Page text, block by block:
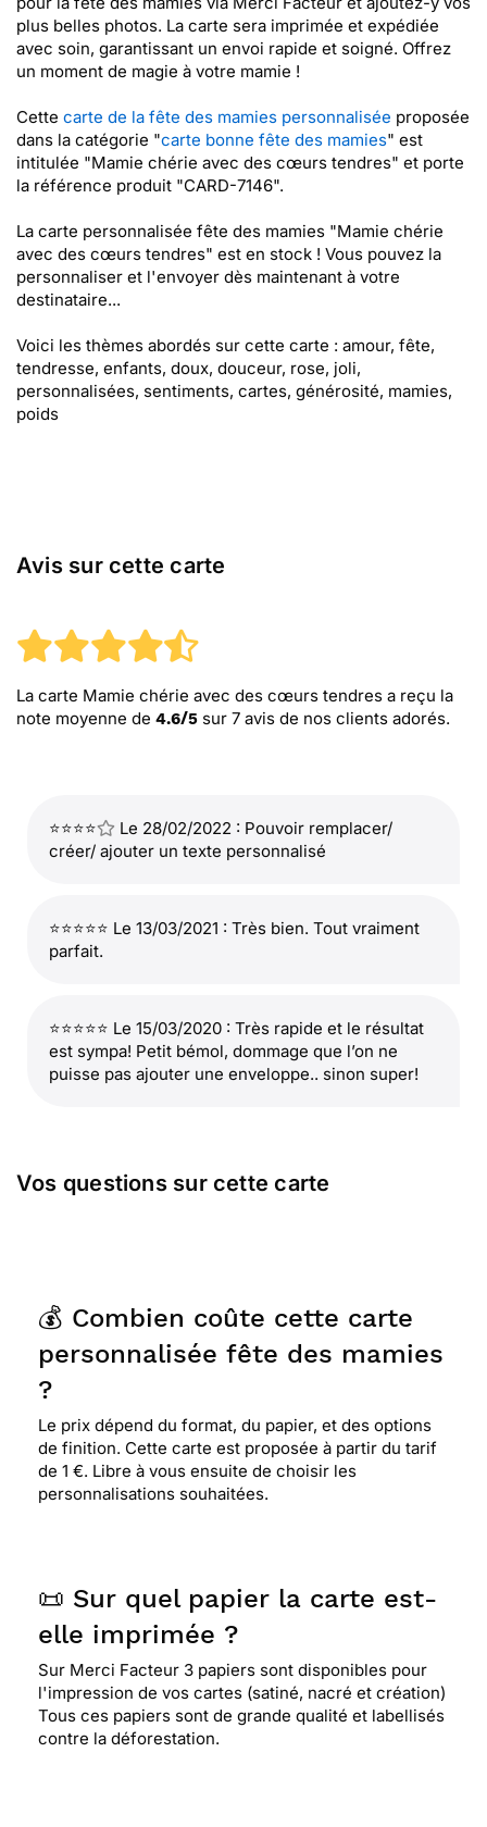
plus belles photos. La carte sera imprimée et expédiée
avec soin, garantissant un envoi rapide et soigné. Offrez
un moment de magie à votre mamie !
Cette carte de la fête des mamies personnalisée proposée
dans la catégorie "carte bonne fête des mamies" est
intitulée "Mamie chérie avec des cœurs tendres" et porte
la référence produit "CARD-7146".
La carte personnalisée fête des mamies "Mamie chérie
avec des cœurs tendres" est en stock ! Vous pouvez la
personnaliser et l'envoyer dès maintenant à votre
destinataire...
Voici les thèmes abordés sur cette carte : amour, fête,
tendresse, enfants, doux, douceur, rose, joli,
personnalisées, sentiments, cartes, générosité, mamies,
poids
Avis sur cette carte
La carte Mamie chérie avec des cœurs tendres a reçu la
note moyenne de 4.6/5 sur 7 avis de nos clients adorés.
⭐⭐⭐⭐
Le 28/02/2022 : Pouvoir remplacer/
créer/ ajouter un texte personnalisé
⭐⭐⭐⭐⭐ Le 13/03/2021 : Très bien. Tout vraiment
parfait.
⭐⭐⭐⭐⭐ Le 15/03/2020 : Très rapide et le résultat
est sympa! Petit bémol, dommage que l’on ne
puisse pas ajouter une enveloppe.. sinon super!
Vos questions sur cette carte
💰 Combien coûte cette carte
personnalisée fête des mamies
?
Le prix dépend du format, du papier, et des options
de finition. Cette carte est proposée à partir du tarif
de 1 €. Libre à vous ensuite de choisir les
personnalisations souhaitées.
📜 Sur quel papier la carte est-
elle imprimée ?
Sur Merci Facteur 3 papiers sont disponibles pour
l'impression de vos cartes (satiné, nacré et création)
Tous ces papiers sont de grande qualité et labellisés
contre la déforestation.